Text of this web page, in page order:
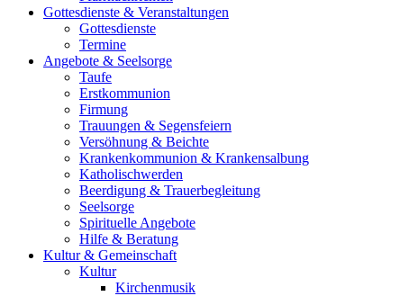
Gottesdienste & Veranstaltungen
Gottesdienste
Termine
Angebote & Seelsorge
Taufe
Erstkommunion
Firmung
Trauungen & Segensfeiern
Versöhnung & Beichte
Krankenkommunion & Krankensalbung
Katholischwerden
Beerdigung & Trauerbegleitung
Seelsorge
Spirituelle Angebote
Hilfe & Beratung
Kultur & Gemeinschaft
Kultur
Kirchenmusik